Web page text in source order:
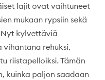
lajit ovat vaihtuneet
mukaan rypsiin sekä
Nyt kylvettäviä
rehuksi.
riistapelloiksi. Tämän
kuinka paljon saadaan